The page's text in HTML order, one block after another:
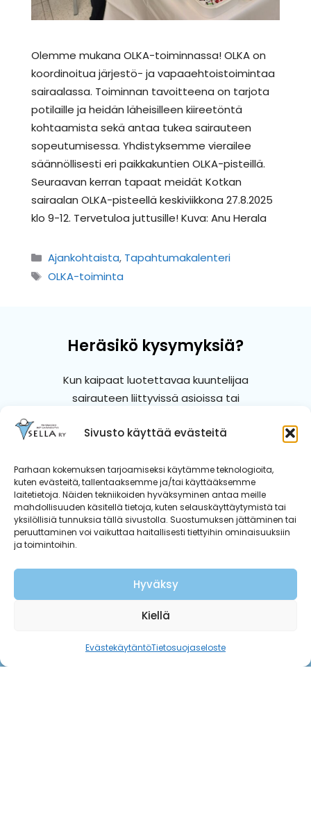
Sivusto käyttää evästeitä
Parhaan kokemuksen tarjoamiseksi käytämme teknologioita,
kuten evästeitä, tallentaaksemme ja/tai käyttääksemme
laitetietoja. Näiden tekniikoiden hyväksyminen antaa meille
mahdollisuuden käsitellä tietoja, kuten selauskäyttäytymistä tai
yksilöllisiä tunnuksia tällä sivustolla. Suostumuksen jättäminen tai
peruuttaminen voi vaikuttaa haitallisesti tiettyihin ominaisuuksiin
ja toimintoihin.
Hyväksy
Kiellä
EvästekäytäntöTietosuojaseloste
Olemme mukana OLKA-toiminnassa! OLKA on
koordinoitua järjestö- ja vapaaehtoistoimintaa
sairaalassa. Toiminnan tavoitteena on tarjota
potilaille ja heidän läheisilleen kiireetöntä
kohtaamista sekä antaa tukea sairauteen
sopeutumisessa. Yhdistyksemme vierailee
säännöllisesti eri paikkakuntien OLKA-pisteillä.
Seuraavan kerran tapaat meidät Kotkan
sairaalan OLKA-pisteellä keskiviikkona 27.8.2025
klo 9-12. Tervetuloa juttusille! Kuva: Anu Herala
Kategoriat
Ajankohtaista, Tapahtumakalenteri
Avainsanat
OLKA-toiminta
Heräsikö kysymyksiä?
Kun kaipaat luotettavaa kuuntelijaa
sairauteen liittyvissä asioissa tai
autamme.
Ota yhteyttä